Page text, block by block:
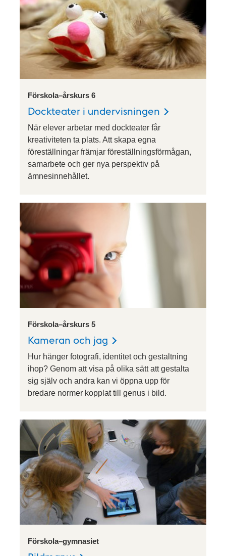
Förskola–årskurs 6
Dockteater i undervisningen
När elever arbetar med dockteater får
kreativiteten ta plats. Att skapa egna
föreställningar främjar föreställningsförmågan,
samarbete och ger nya perspektiv på
ämnesinnehållet.
Förskola–årskurs 5
Kameran och jag
Hur hänger fotografi, identitet och gestaltning
ihop? Genom att visa på olika sätt att gestalta
sig själv och andra kan vi öppna upp för
bredare normer kopplat till genus i bild.
Förskola–gymnasiet